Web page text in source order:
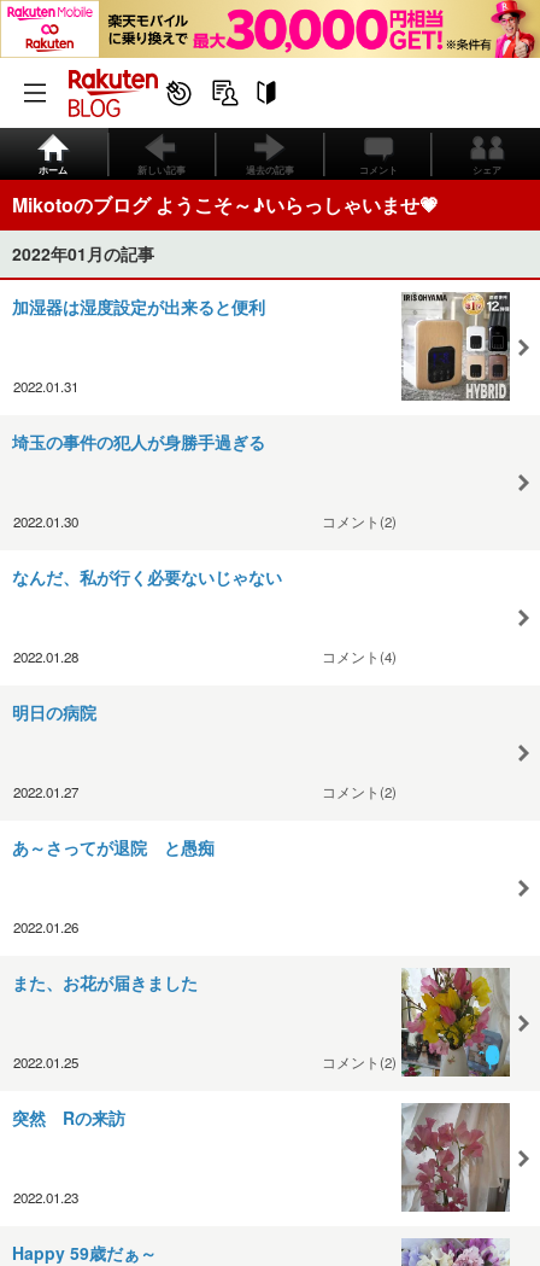
ホーム 新しい記事 過去の記事 コメント シェア
Mikotoのブログ ようこそ～♪いらっしゃいませ💗
2022年01月の記事
加湿器は湿度設定が出来ると便利
2022.01.31
埼玉の事件の犯人が身勝手過ぎる
2022.01.30 コメント(2)
なんだ、私が行く必要ないじゃない
2022.01.28 コメント(4)
明日の病院
2022.01.27 コメント(2)
あ～さってが退院 と愚痴
2022.01.26
また、お花が届きました
2022.01.25 コメント(2)
突然 Rの来訪
2022.01.23
Happy 59歳だぁ～